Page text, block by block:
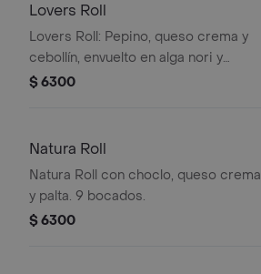
Lovers Roll
Lovers Roll: Pepino, queso crema y
cebollín, envuelto en alga nori y
cubierto con lámina de mango. 9
$ 6300
Natura Roll
Natura Roll con choclo, queso crema
y palta. 9 bocados.
$ 6300